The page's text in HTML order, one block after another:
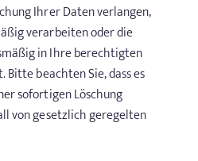
Ihrer Daten verlangen,
verarbeiten oder die
in Ihre berechtigten
beachten Sie, dass es
sofortigen Löschung
von gesetzlich geregelten